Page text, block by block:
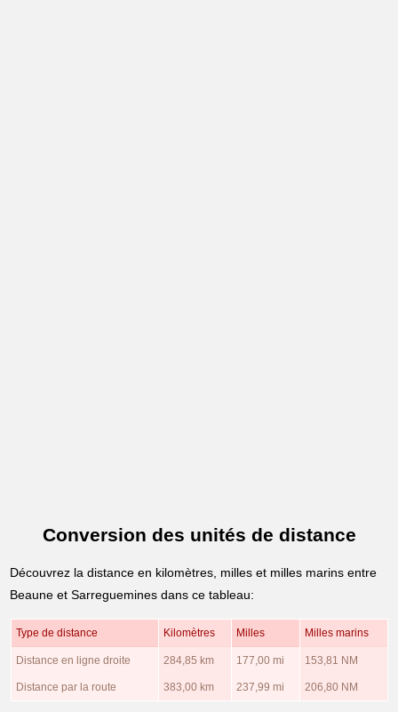
Conversion des unités de distance
Découvrez la distance en kilomètres, milles et milles marins entre
Beaune et Sarreguemines dans ce tableau:
Type de distance Kilomètres Milles Milles marins
Distance en ligne droite 284,85 km 177,00 mi 153,81 NM
Distance par la route 383,00 km 237,99 mi 206,80 NM